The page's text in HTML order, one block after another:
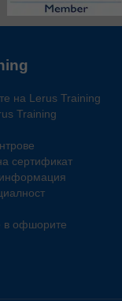
на Lerus Training
Training
сертификат
в офшорите